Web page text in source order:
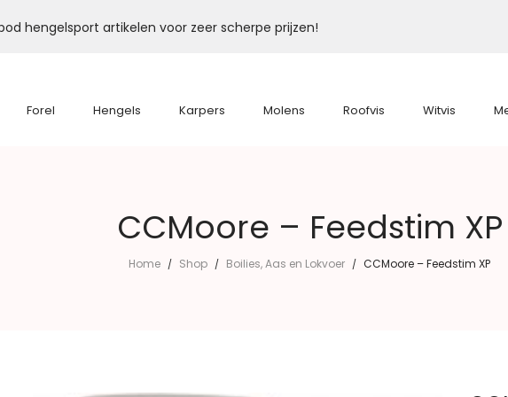
hengelsport artikelen voor zeer scherpe prijzen!
Forel Hengels Karpers Molens Roofvis Witvis
CCMoore – Feedstim XP
Home / Shop / Boilies, Aas en Lokvoer / CCMoore – Feedstim XP